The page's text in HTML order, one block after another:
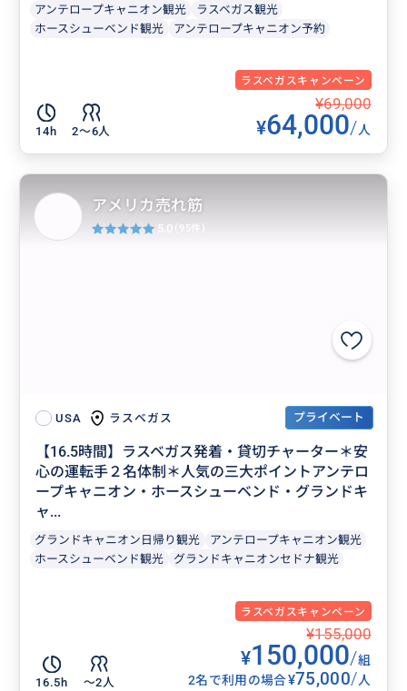
アンテロープキャニオン観光
ラスベガス観光
ホースシューベンド観光
アンテロープキャニオン予約
ラスベガスキャンペーン
14h 2〜6人
¥69,000
¥64,000/人
USA ラスベガス プライベート
【16.5時間】ラスベガス発着・貸切チャーター＊安
心の運転手２名体制＊人気の三大ポイントアンテロ
ープキャニオン・ホースシューベンド・グランドキ
ャ...
グランドキャニオン日帰り観光
アンテロープキャニオン観光
ホースシューベンド観光
グランドキャニオンセドナ観光
ラスベガスキャンペーン
16.5h 〜2人
¥155,000
¥150,000/組
2名で利用の場合¥75,000/人
アメリカ売れ筋
5.0 (95件)